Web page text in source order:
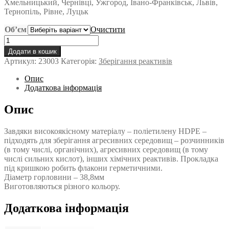
24,00 ₴
Хмельницький, Чернівці, Ужгород, Івано-Франківськ, Львів,
Тернопіль, Рівне, Луцьк
Об’єм
Очистити
Флакон
для
хімреактивів
кількість
Додати в кошик
Артикул: 23003 Категорія: Зберігання реактивів
Опис
Додаткова інформація
Опис
Завдяки високоякісному матеріалу – поліетилену HDPE –
підходять для зберігання агресивних середовищ – розчинників
(в тому числі, органічних), агресивних середовищ (в тому
числі сильних кислот), інших хімічних реактивів. Прокладка
під кришкою робить флакони герметичними.
Діаметр горловини – 38,8мм
Виготовляються різного кольору.
Додаткова інформація